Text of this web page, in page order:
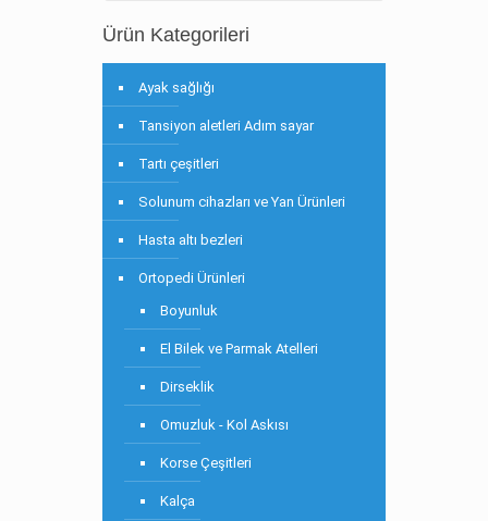
Ürün Kategorileri
Ayak sağlığı
Tansiyon aletleri Adım sayar
Tartı çeşitleri
Solunum cihazları ve Yan Ürünleri
Hasta altı bezleri
Ortopedi Ürünleri
Boyunluk
El Bilek ve Parmak Atelleri
Dirseklik
Omuzluk - Kol Askısı
Korse Çeşitleri
Kalça